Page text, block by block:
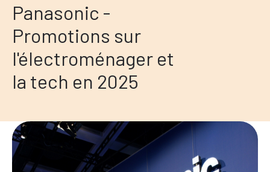
Panasonic -
Promotions sur
l'électroménager et
la tech en 2025